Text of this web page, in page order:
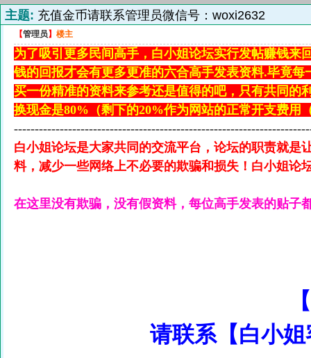
主题: 充值金币请联系管理员微信号：woxi2632
【管理员 】 楼主
为了吸引更多民间高手，白小姐论坛实行发帖赚钱来
钱的回报才会有更多更准的六合高手发表资料.毕竟
买一份精准的资料来参考还是值得的吧，只有共同的
换现金是80%（剩下的20%作为网站的正常开支费用
白小姐论坛是大家共同的交流平台，论坛的职责就是
料，减少一些网络上不必要的欺骗和损失！白小姐论
在这里没有欺骗，没有假资料，每位高手发表的贴子
【
请联系【白小